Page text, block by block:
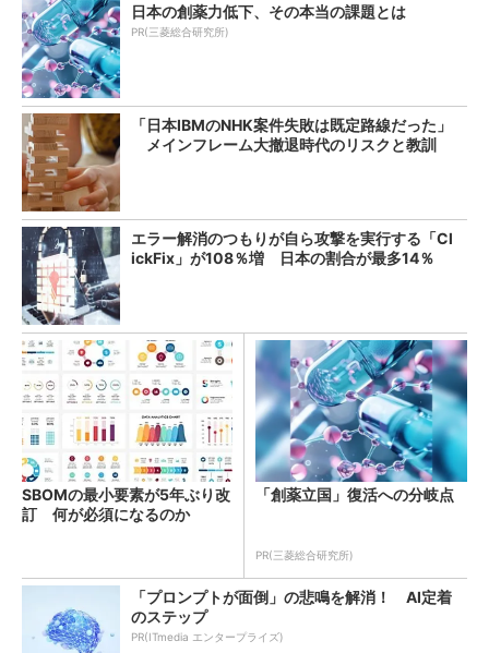
日本の創薬力低下、その本当の課題とは
PR(三菱総合研究所)
「日本IBMのNHK案件失敗は既定路線だった」
メインフレーム大撤退時代のリスクと教訓
エラー解消のつもりが自ら攻撃を実行する「Cl
ickFix」が108％増 日本の割合が最多14％
SBOMの最小要素が5年ぶり改
訂 何が必須になるのか
「創薬立国」復活への分岐点
PR(三菱総合研究所)
「プロンプトが面倒」の悲鳴を解消！ AI定着
のステップ
PR(ITmedia エンタープライズ)